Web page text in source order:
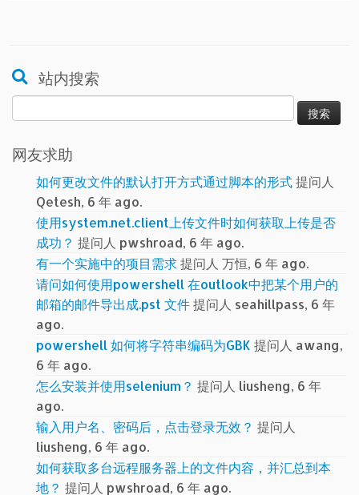
站内搜索
索：
网友求助
如何更改文件的默认打开方式通过脚本的形式提问人
Qetesh, 6 年 ago.
使用system.net.client上传文件时如何获取上传是否
成功？ 提问人 pwshroad, 6 年 ago.
有一个实施中的项目需求提问人 万恒, 6 年 ago.
请问如何使用powershell 在outlook中把某个用户的
邮箱的邮件导出成.pst 文件提问人 seahillpass, 6 年
ago.
powershell 如何将字符串编码为GBK 提问人 awang,
6 年 ago.
怎么安装并使用selenium？ 提问人 liusheng, 6 年
ago.
输入用户名、密码后，点击登录无效？ 提问人
liusheng, 6 年 ago.
如何获取多台远程服务器上的文件内容，并汇总到本
地？ 提问人 pwshroad, 6 年 ago.